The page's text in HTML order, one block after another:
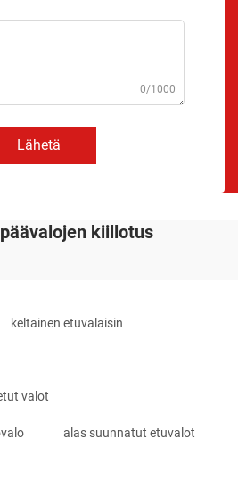
0/1000
Lähetä
kiillotus
keltainen etuvalaisin
valot
alas suunnatut etuvalot